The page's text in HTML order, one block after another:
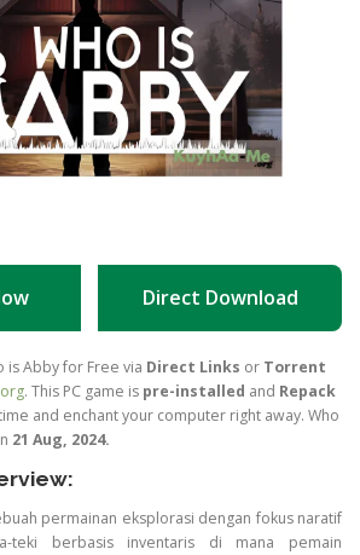
Direct Download
is Abby for Free via Direct Links or Torrent
. This PC game is pre-installed and Repack
and enchant your computer right away. Who
21 Aug, 2024.
permainan eksplorasi dengan fokus naratif
teki berbasis inventaris di mana pemain